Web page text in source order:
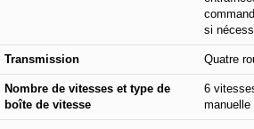
si
Transmission Quatre
Nombre de vitesses et type de
boîte de vitesse
6
manuelle